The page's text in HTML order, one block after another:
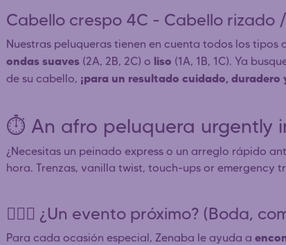
Cabello crespo 4C - Cabello rizado
Nuestras peluqueras tienen en cuenta todos los
ondas suaves (2A, 2B, 2C) o liso (1A, 1B, 1C). Ya
de su cabello, ¡para un resultado cuidado,
⏱️ An afro peluquera urgently
¿Necesitas un peinado express o un arreglo rápido
hora. Trenzas, vanilla twist, touch-ups or emergency
👰🏿‍♀️ ¿Un evento próximo? (Boda,
Para cada ocasión especial, Zenaba le ayuda a